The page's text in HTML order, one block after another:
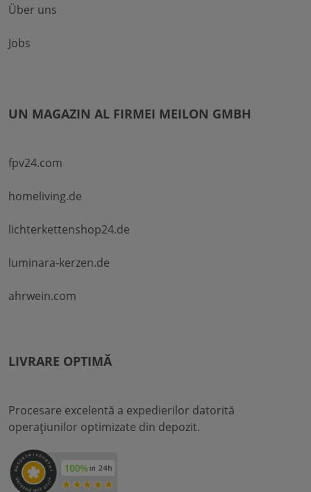
Über uns
Jobs
UN MAGAZIN AL FIRMEI MEILON GMBH
fpv24.com
homeliving.de
lichterkettenshop24.de
luminara-kerzen.de
ahrwein.com
LIVRARE OPTIMĂ
Procesare excelentă a expedierilor datorită
operațiunilor optimizate din depozit.